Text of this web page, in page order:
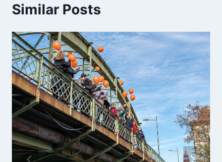
Similar Posts